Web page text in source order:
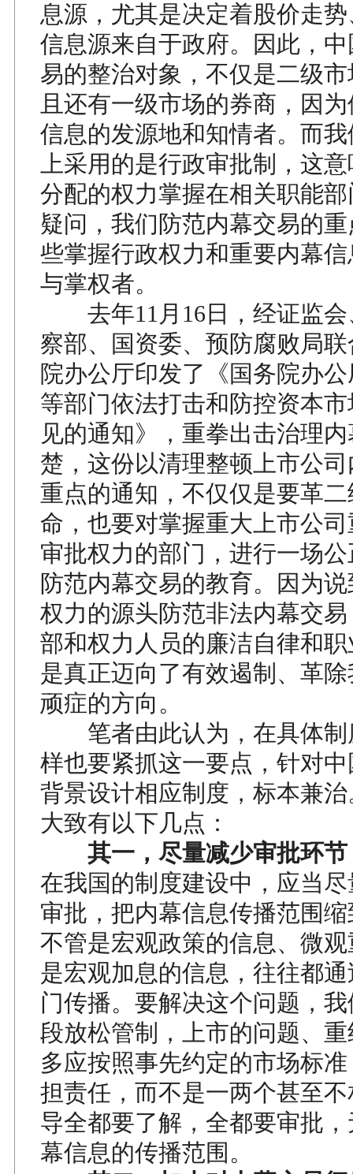
息源，尤其是决定着股价走
信息源来自于政府。因此，
易的整治对象，不仅是二级
且还有一级市场的券商，因
信息的发源地和知情者。而
上采用的是行政审批制，这
分配的权力掌握在相关职能
疑问，我们防范内幕交易的
些掌握行政权力和重要内幕
与掌权者。
去年11月16日，经证监会
察部、国资委、预防腐败局
院办公厅印发了《国务院办
等部门依法打击和防控资本
见的通知》，重拳出击治理
楚，这份以清理整顿上市公
重点的通知，不仅仅是要革
命，也要对掌握重大上市公
审批权力的部门，进行一场
防范内幕交易的教育。因为
权力的源头防范非法内幕交
部和权力人员的廉洁自律和
是真正迈向了有效遏制、革
顽症的方向。
笔者由此认为，在具体制
样也要紧抓这一要点，针对
背景设计相应制度，标本兼
大致有以下几点：
其一，尽量减少审批环
在我国的制度建设中，应当
审批，把内幕信息传播范围
不管是宏观政策的信息、微
是宏观加息的信息，往往都
门传播。要解决这个问题，
段放松管制，上市的问题、
多应按照事先约定的市场标
担责任，而不是一两个甚至
导全都要了解，全都要审批
幕信息的传播范围。